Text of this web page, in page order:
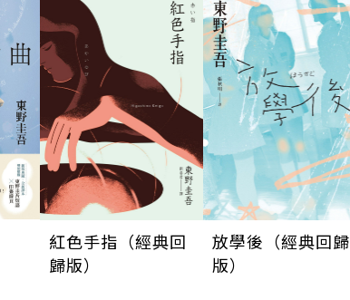
紅色手指（經典回
歸版）
放學後（經典回歸
版）